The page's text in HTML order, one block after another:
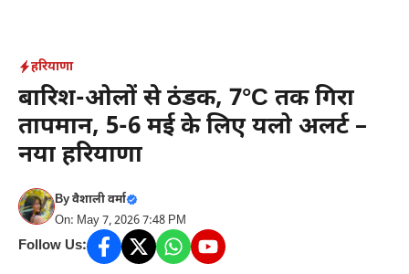
content
हरियाणा
बारिश-ओलों से ठंडक, 7°C तक गिरा
तापमान, 5-6 मई के लिए यलो अलर्ट –
नया हरियाणा
Byवैशाली वर्मा
On: May 7, 2026 7:48 PM
Follow Us: